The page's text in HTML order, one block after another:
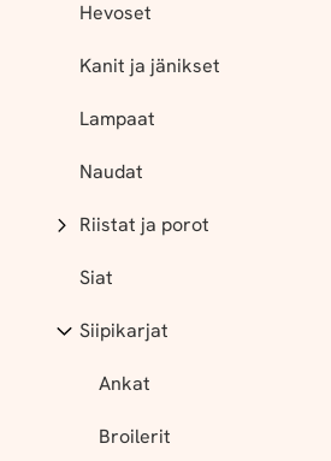
Hevoset
Kanit ja jänikset
Lampaat
Naudat
Riistat ja porot
Siat
Siipikarjat
Ankat
Broilerit